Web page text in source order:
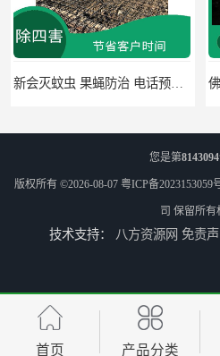
您是第8143094
版权所有 ©2026-08-07 粤ICP备2023153059
司 保留所有
技术支持： 八方资源网 免责
首页 产品分类